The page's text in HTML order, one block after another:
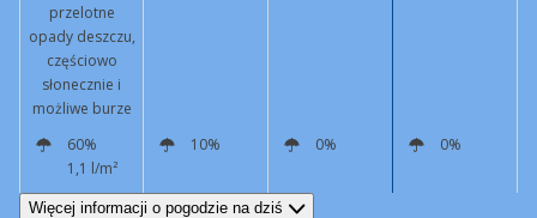
przelotne
opady deszczu,
częściowo
słonecznie i
możliwe burze
60%
1,1 l/m²
10% 0% 0%
E
8 km/h S
3 km/h
Więcej informacji o pogodzie na dziś